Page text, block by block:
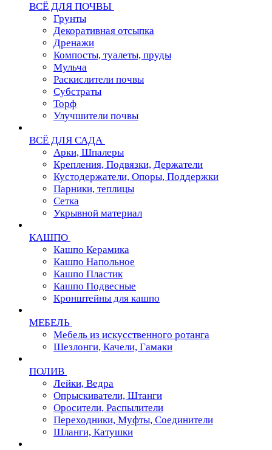
ВСЁ ДЛЯ ПОЧВЫ
Грунты
Декоративная отсыпка
Дренажи
Компосты, туалеты, пруды
Мульча
Раскислители почвы
Субстраты
Торф
Улучшители почвы
ВСЁ ДЛЯ САДА
Арки, Шпалеры
Крепления, Подвязки, Держатели
Кустодержатели, Опоры, Поддержки
Парники, теплицы
Сетка
Укрывной материал
КАШПО
Кашпо Керамика
Кашпо Напольное
Кашпо Пластик
Кашпо Подвесные
Кронштейны для кашпо
МЕБЕЛЬ
Мебель из искусственного ротанга
Шезлонги, Качели, Гамаки
ПОЛИВ
Лейки, Ведра
Опрыскиватели, Штанги
Оросители, Распылители
Переходники, Муфты, Соединители
Шланги, Катушки